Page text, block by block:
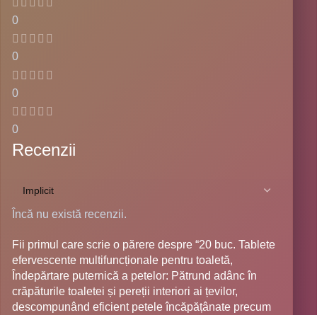
0
0
0
0
Recenzii
Încă nu există recenzii.
Fii primul care scrie o părere despre “20 buc. Tablete
efervescente multifuncționale pentru toaletă,
Îndepărtare puternică a petelor: Pătrund adânc în
crăpăturile toaletei și pereții interiori ai țevilor,
descompunând eficient petele încăpățânate precum